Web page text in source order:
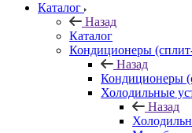
Каталог
Назад
Каталог
Кондиционеры
Назад
Кондиционеры
Холодильные
Назад